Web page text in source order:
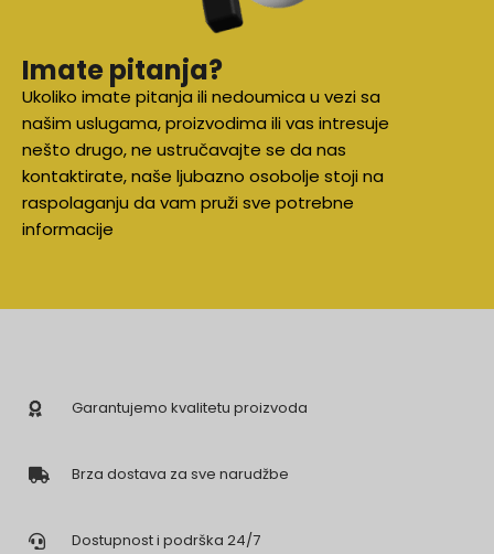
Imate pitanja?
Ukoliko imate pitanja ili nedoumica u vezi sa
našim uslugama, proizvodima ili vas intresuje
nešto drugo, ne ustručavajte se da nas
kontaktirate, naše ljubazno osobolje stoji na
raspolaganju da vam pruži sve potrebne
informacije
Garantujemo kvalitetu proizvoda
Brza dostava za sve narudžbe
Dostupnost i podrška 24/7